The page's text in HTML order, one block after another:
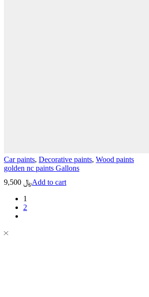
Car paints, Decorative paints, Wood paints
golden nc paints Gallons
﷼Add to cart
1
2